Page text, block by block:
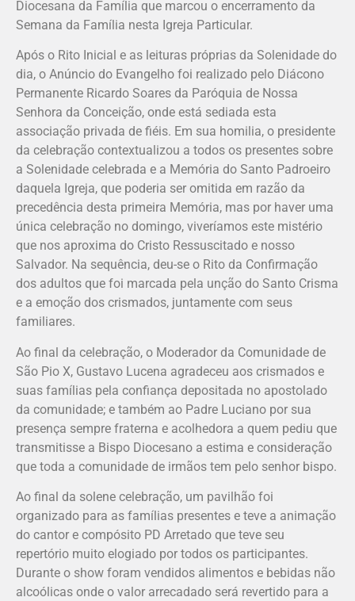
Diocesana da Família que marcou o encerramento da
Semana da Família nesta Igreja Particular.
Após o Rito Inicial e as leituras próprias da Solenidade do
dia, o Anúncio do Evangelho foi realizado pelo Diácono
Permanente Ricardo Soares da Paróquia de Nossa
Senhora da Conceição, onde está sediada esta
associação privada de fiéis. Em sua homilia, o presidente
da celebração contextualizou a todos os presentes sobre
a Solenidade celebrada e a Memória do Santo Padroeiro
daquela Igreja, que poderia ser omitida em razão da
precedência desta primeira Memória, mas por haver uma
única celebração no domingo, viveríamos este mistério
que nos aproxima do Cristo Ressuscitado e nosso
Salvador. Na sequência, deu-se o Rito da Confirmação
dos adultos que foi marcada pela unção do Santo Crisma
e a emoção dos crismados, juntamente com seus
familiares.
Ao final da celebração, o Moderador da Comunidade de
São Pio X, Gustavo Lucena agradeceu aos crismados e
suas famílias pela confiança depositada no apostolado
da comunidade; e também ao Padre Luciano por sua
presença sempre fraterna e acolhedora a quem pediu que
transmitisse a Bispo Diocesano a estima e consideração
que toda a comunidade de irmãos tem pelo senhor bispo.
Ao final da solene celebração, um pavilhão foi
organizado para as famílias presentes e teve a animação
do cantor e compósito PD Arretado que teve seu
repertório muito elogiado por todos os participantes.
Durante o show foram vendidos alimentos e bebidas não
alcoólicas onde o valor arrecadado será revertido para a